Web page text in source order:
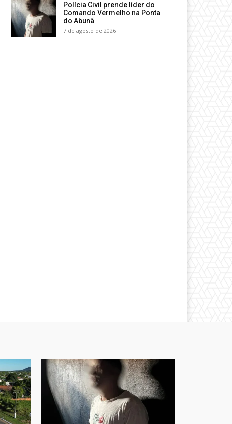
Polícia Civil prende líder do
Comando Vermelho na Ponta
do Abunã
7 de agosto de 2026